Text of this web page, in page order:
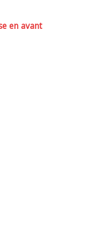
en avant